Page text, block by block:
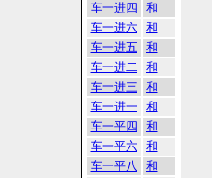
车一进四
和
车一进六
和
车一进五
和
车一进二
和
车一进三
和
车一进一
和
车一平四
和
车一平六
和
车一平八
和